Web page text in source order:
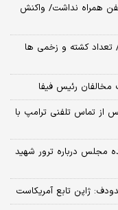
همراه نداشت/ واکنش
تعداد کشته و زخمی ها
رئیس فیفا
از تماس تلفنی ترامپ با
مجلس درباره ترور شهید
ژاپن تابع آمریکاست